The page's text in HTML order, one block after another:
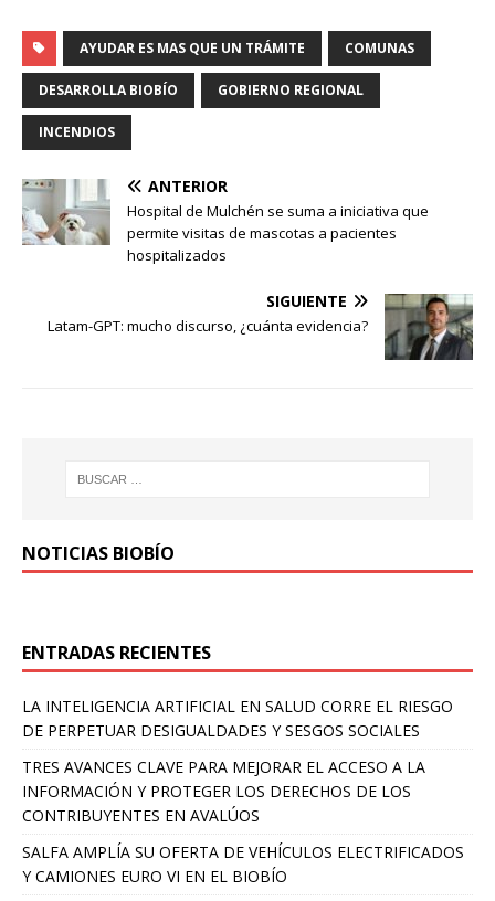
AYUDAR ES MAS QUE UN TRÁMITE COMUNAS
DESARROLLA BIOBÍO GOBIERNO REGIONAL
INCENDIOS
ANTERIOR
Hospital de Mulchén se suma a iniciativa que
permite visitas de mascotas a pacientes
hospitalizados
SIGUIENTE
Latam-GPT: mucho discurso, ¿cuánta evidencia?
NOTICIAS BIOBÍO
ENTRADAS RECIENTES
LA INTELIGENCIA ARTIFICIAL EN SALUD CORRE EL RIESGO
DE PERPETUAR DESIGUALDADES Y SESGOS SOCIALES
TRES AVANCES CLAVE PARA MEJORAR EL ACCESO A LA
INFORMACIÓN Y PROTEGER LOS DERECHOS DE LOS
CONTRIBUYENTES EN AVALÚOS
SALFA AMPLÍA SU OFERTA DE VEHÍCULOS ELECTRIFICADOS
Y CAMIONES EURO VI EN EL BIOBÍO